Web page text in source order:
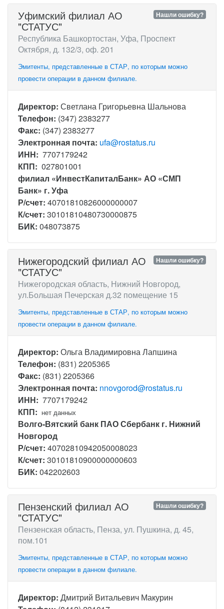
Нашли ошибку?
Уфимский филиал АО
"СТАТУС"
Республика Башкортостан, Уфа, Проспект
Октября, д. 132/3, оф. 201
Эмитенты, представленные в СТАР, по которым можно
провести операции в данном филиале.
Директор: Светлана Григорьевна Шальнова
Телефон: (347) 2383277
Факс: (347) 2383277
Электронная почта: ufa@rostatus.ru
ИНН: 7707179242
КПП: 027801001
филиал «ИнвестКапиталБанк» АО «СМП
Банк» г. Уфа
Р/счет: 40701810826000000007
К/счет: 30101810480730000875
БИК: 048073875
Нашли ошибку?
Нижегородский филиал АО
"СТАТУС"
Нижегородская область, Нижний Новгород,
ул.Большая Печерская д.32 помещение 15
Эмитенты, представленные в СТАР, по которым можно
провести операции в данном филиале.
Директор: Ольга Владимировна Лапшина
Телефон: (831) 2205365
Факс: (831) 2205366
Электронная почта: nnovgorod@rostatus.ru
ИНН: 7707179242
КПП: нет данных
Волго-Вятский банк ПАО Сбербанк г. Нижний
Новгород
Р/счет: 40702810942050008023
К/счет: 30101810900000000603
БИК: 042202603
Нашли ошибку?
Пензенский филиал АО
"СТАТУС"
Пензенская область, Пенза, ул. Пушкина, д. 45,
пом.101
Эмитенты, представленные в СТАР, по которым можно
провести операции в данном филиале.
Директор: Дмитрий Витальевич Макурин